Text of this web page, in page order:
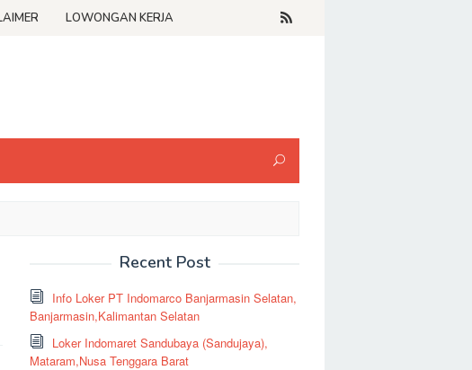
LOWONGAN KERJA
Recent Post
Info Loker PT Indomarco Banjarmasin Selatan,
Banjarmasin,Kalimantan Selatan
Loker Indomaret Sandubaya (Sandujaya),
Mataram,Nusa Tenggara Barat